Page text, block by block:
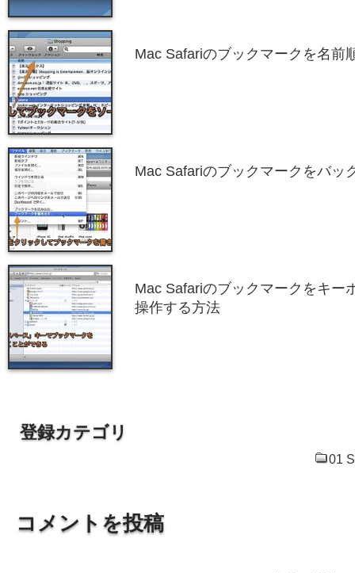
Mac Safariのブックマークを名前
Mac Safariのブックマークをバッ
Mac Safariのブックマークをキー
操作する方法
登録カテゴリ
01
コメントを投稿